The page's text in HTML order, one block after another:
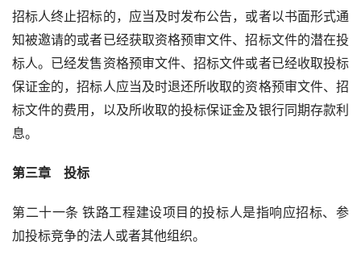
招标人终止招标的，应当及时发布公告，或者以书面形式通
知被邀请的或者已经获取资格预审文件、招标文件的潜在投
标人。已经发售资格预审文件、招标文件或者已经收取投标
保证金的，招标人应当及时退还所收取的资格预审文件、招
标文件的费用，以及所收取的投标保证金及银行同期存款利
息。
第三章　投标
第二十一条 铁路工程建设项目的投标人是指响应招标、参
加投标竞争的法人或者其他组织。